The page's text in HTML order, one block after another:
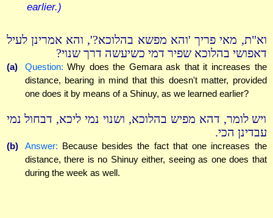
earlier.)
וא"ת, מאי פריך 'והא מפשא בהלוכא?', והא אמרינן לעיל
דאפושי בהלוכא שפיר דמי כשיעשה דרך שנוי?
(a) Question: Why does the Gemara ask that it increases the
distance, bearing in mind that this doesn't matter, provided
one does it by means of a Shinuy, as we learned earlier?
ויש לומר, דהא מפיש בהלוכא, ושנוי נמי ליכא, דבחול נמי
עבדינן הכי.
(b) Answer: Because besides the fact that one increases the
distance, there is no Shinuy either, seeing as one does that
during the week as well.